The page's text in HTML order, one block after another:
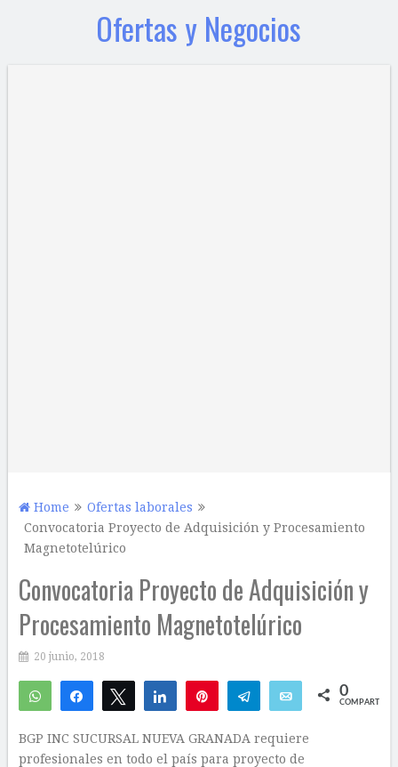
Ofertas y Negocios
Home
Ofertas laborales
Convocatoria Proyecto de Adquisición y Procesamiento
Magnetotelúrico
Convocatoria Proyecto de Adquisición y
Procesamiento Magnetotelúrico
20 junio, 2018
WhatsAppCompartirTwittear Compartir Telegram Email 0
COMPARTIR
BGP INC SUCURSAL NUEVA GRANADA requiere
profesionales en todo el país para proyecto de